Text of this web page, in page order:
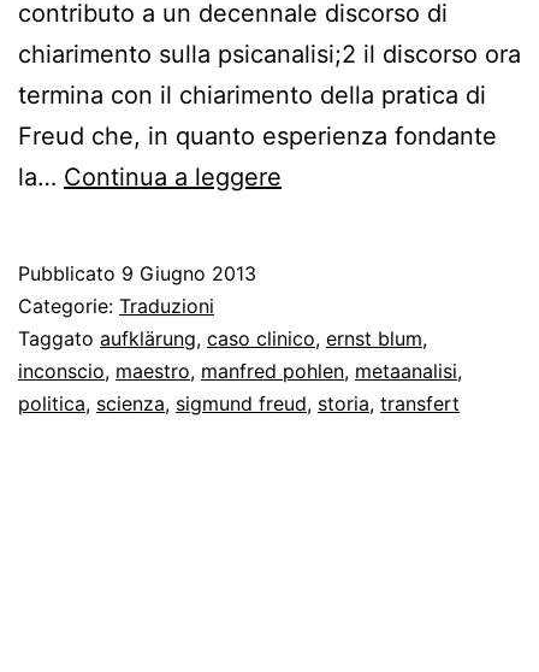
contributo a un decennale discorso di
chiarimento sulla psicanalisi;2 il discorso ora
termina con il chiarimento della pratica di
Freud che, in quanto esperienza fondante
la… Continua a leggere
e
Pohlen
Pubblicato 9 Giugno 2013
Categorie: Traduzioni
Taggato aufklärung, caso clinico, ernst blum,
inconscio, maestro, manfred pohlen, metaanalisi,
politica, scienza, sigmund freud, storia, transfert